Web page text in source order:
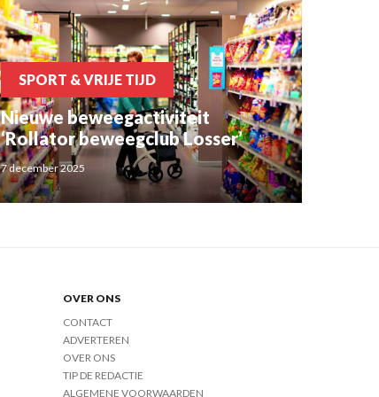
SPORT & VRIJE TIJD
Nieuwe beweegactiviteit
‘Rollator beweegclub Losser’
7 december 2025
OVER ONS
CONTACT
ADVERTEREN
OVER ONS
TIP DE REDACTIE
ALGEMENE VOORWAARDEN